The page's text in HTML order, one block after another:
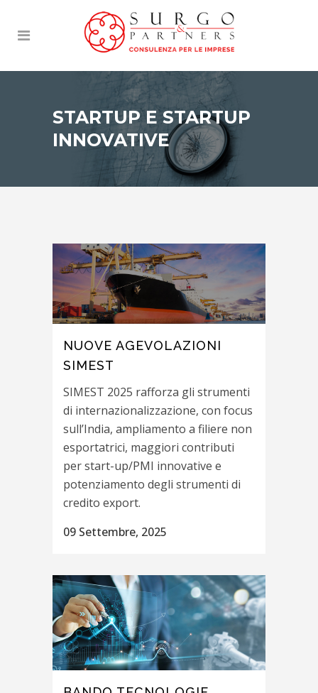
STARTUP E STARTUP
INNOVATIVE
NUOVE AGEVOLAZIONI
SIMEST
SIMEST 2025 rafforza gli strumenti
di internazionalizzazione, con focus
sull’India, ampliamento a filiere non
esportatrici, maggiori contributi
per start-up/PMI innovative e
potenziamento degli strumenti di
credito export.
09 Settembre, 2025